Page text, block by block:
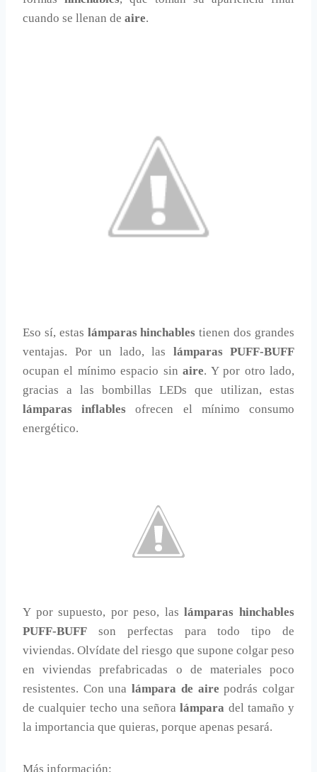
cuando se llenan de aire.
Eso sí, estas lámparas hinchables tienen dos grandes
ventajas. Por un lado, las lámparas PUFF-BUFF
ocupan el mínimo espacio sinaire. Y por otro lado,
gracias a las bombillas LEDs que utilizan, estas
lámparas inflables ofrecen el mínimo consumo
energético.
Y por supuesto, por peso, laslámparas hinchables
PUFF-BUFF son perfectas para todo tipo de
viviendas. Olvídate del riesgo que supone colgar peso
en viviendas prefabricadas o de materiales poco
resistentes. Con unalámpara de aire podrás colgar
de cualquier techo una señoralámpara del tamaño y
la importancia que quieras, porque apenas pesará.
Más información: